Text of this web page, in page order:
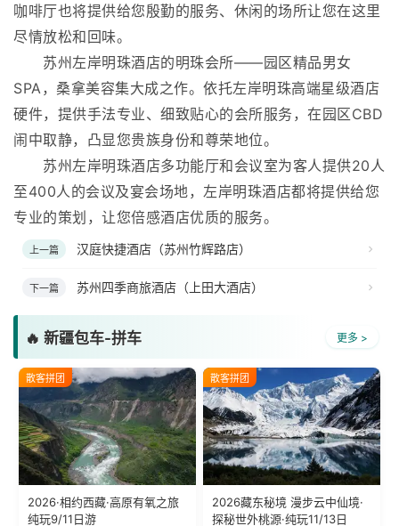
咖啡厅也将提供给您殷勤的服务、休闲的场所让您在这里
尽情放松和回味。
苏州左岸明珠酒店的明珠会所——园区精品男女
SPA，桑拿美容集大成之作。依托左岸明珠高端星级酒店
硬件，提供手法专业、细致贴心的会所服务，在园区CBD
闹中取静，凸显您贵族身份和尊荣地位。
苏州左岸明珠酒店多功能厅和会议室为客人提供20人
至400人的会议及宴会场地，左岸明珠酒店都将提供给您
专业的策划，让您倍感酒店优质的服务。
上一篇 汉庭快捷酒店（苏州竹辉路店）
下一篇 苏州四季商旅酒店（上田大酒店）
🔥 新疆包车-拼车 更多 >
散客拼团
2026·相约西藏·高原有氧之旅
纯玩9/11日游
散客拼团
2026藏东秘境 漫步云中仙境·
探秘世外桃源·纯玩11/13日